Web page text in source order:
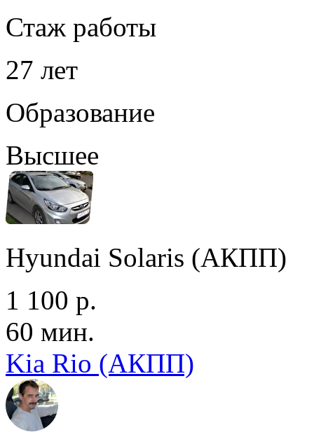
Стаж работы
27 лет
Образование
Высшее
Hyundai Solaris (АКПП)
1 100 р.
60 мин.
Kia Rio (АКПП)